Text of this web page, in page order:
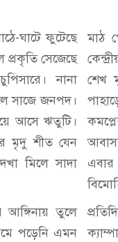
ঘাটে ফুটেছে
সেজেছে
নানা
সাজে জনপদ।
আসে ঋতুটি।
মৃদু শীত যেন
মিলে সাদা
তুলে
পড়েনি এমন
মাঠ
শেখ